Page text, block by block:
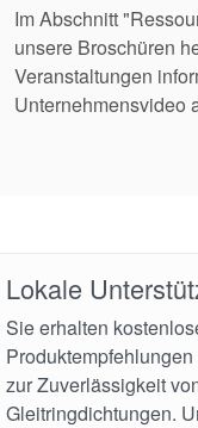
Im Abschnitt
unsere Broschüren
Veranstaltungen
Unternehmensvideo
Lokale
Sie erhalten
zur Zuverlässigkeit
Gleitringdichtungen.